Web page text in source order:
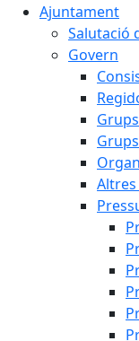
Ajuntament
Salutació
Govern